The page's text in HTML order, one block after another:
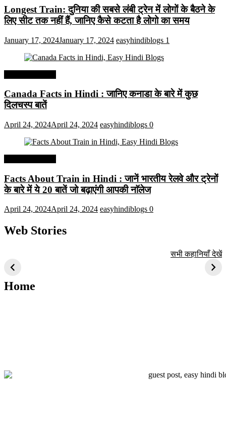
Longest Train: दुनिया की सबसे लंबी ट्रेन में लोगों के बैठने के
लिए सीट तक ​​नहीं हैं, जानिए कैसे कटता है लोगो का समय
January 17, 2024January 17, 2024 easyhindiblogs 1
Canada Facts in Hindi : जानिए कनाडा के बारे में कुछ
दिलचस्प बातें
April 24, 2024April 24, 2024 easyhindiblogs 0
Facts About Train in Hindi : जानें भारतीय रेलवे और ट्रेनों
के बारे में ये 20 बातें जो बढ़ाएंगी आपकी नाॅलेज
April 24, 2024April 24, 2024 easyhindiblogs 0
Web Stories
तकनीक जो आपको
2024 के लिए सीखनी
चाहिए
ऐतिहासिक स्थान
सभी कहानियाँ देखें
Home